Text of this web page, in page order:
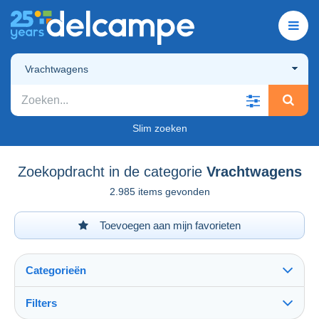
Vrachtwagens
Slim zoeken
Zoekopdracht in de categorie Vrachtwagens
2.985 items gevonden
Toevoegen aan mijn favorieten
Categorieën
Filters